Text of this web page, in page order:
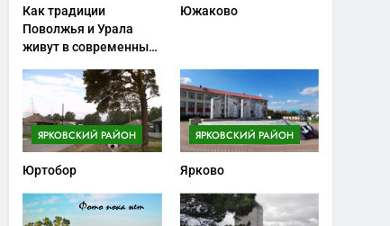
Как традиции
Поволжья и Урала
живут в современных
Южаково
ЯРКОВСКИЙ РАЙОН
Юртобор
ЯРКОВСКИЙ РАЙОН
Ярково